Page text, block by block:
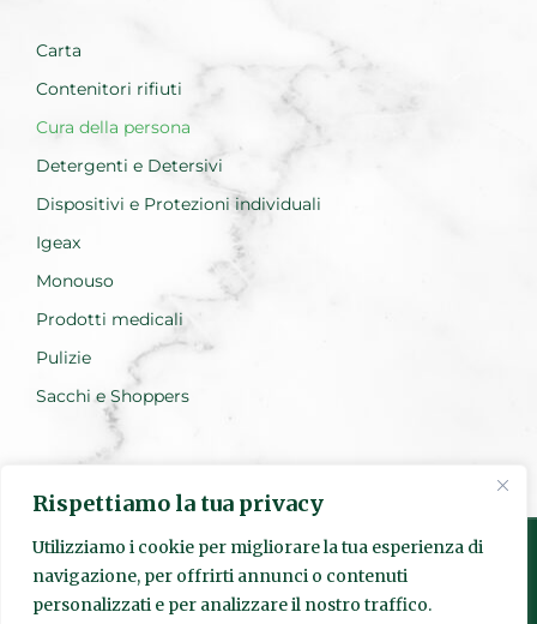
Rispettiamo la tua privacy
Utilizziamo i cookie per migliorare la tua esperienza di
navigazione, per offrirti annunci o contenuti
personalizzati e per analizzare il nostro traffico.
Carta
Contenitori rifiuti
Cura della persona
Detergenti e Detersivi
Dispositivi e Protezioni individuali
Igeax
Monouso
Prodotti medicali
Pulizie
Sacchi e Shoppers
Realizzato da Everest Innovation